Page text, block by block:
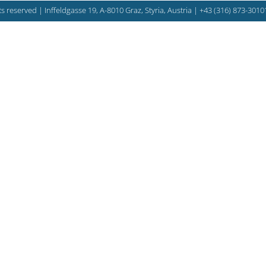
reserved | Inffeldgasse 19, A-8010 Graz, Styria, Austria | +43 (316) 873-